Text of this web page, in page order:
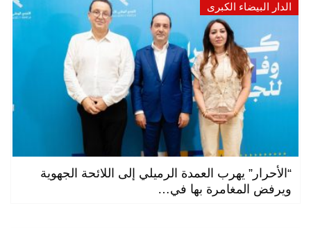
الدار البيضاء الكبرى
“الأحرار” يهرب العمدة الرميلي إلى اللائحة الجهوية
ويرفض المغامرة بها في…